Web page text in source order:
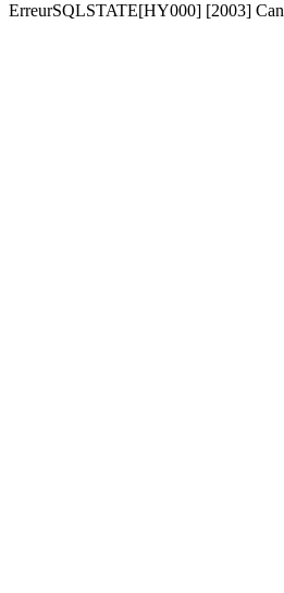
ErreurSQLSTATE[HY000] [2003]